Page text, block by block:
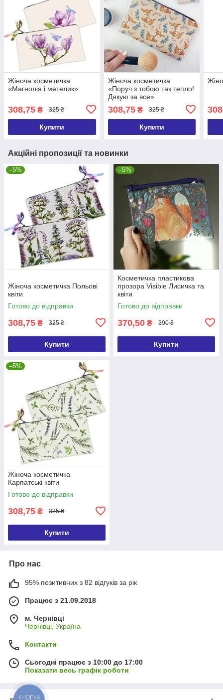
Жіноча косметичка
«Магнолія і метелик»
308,75 ₴ 325 ₴
Купити
Жіноча косметичка
«Поруч з тобою так тепло!
Дякую за все»
308,75₴ 325 ₴
Купити
Акційні пропозиції та новинки
–5%
Жіноча косметичка Польові
квіти
Готово до відправки
308,75 ₴ 325 ₴
Купити
–5%
Косметичка пластикова
прозора Visible Лисичка та
квіти
Готово до відправки
370,50 ₴ 390 ₴
Купити
–5%
Жіноча косметичка
Карпатські квіти
Готово до відправки
308,75 ₴ 325 ₴
Купити
Про нас
95% позитивних з 82 відгуків за рік
Працює з 21.09.2018
м. Чернівці
Чернівці, Україна
Контакти
Сьогодні працює з 10:00 до 17:00
Показати весь графік роботи
КНОПКА